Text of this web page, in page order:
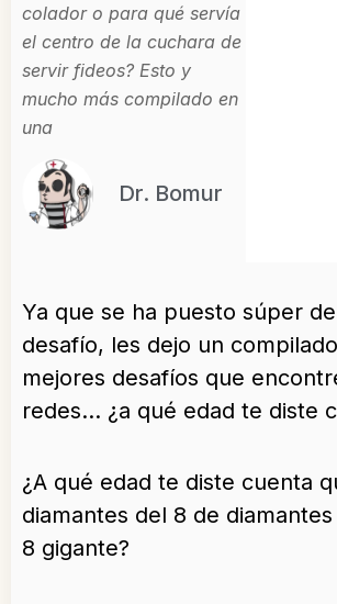
colador o para qué servía
el centro de la cuchara de
servir fideos? Esto y
mucho más compilado en
una
Dr. Bomur
Ya que se ha puesto súper
desafío, les dejo un
mejores desafíos que
redes… ¿a qué edad te diste
¿A qué edad te diste cuenta
diamantes del 8 de
8 gigante?